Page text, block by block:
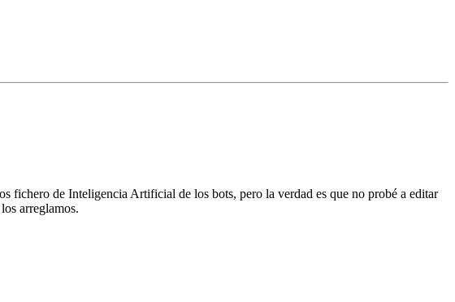
fichero de Inteligencia Artificial de los bots, pero la verdad es que no probé a editar
arreglamos.